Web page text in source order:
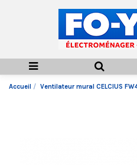
Accueil Ventilateur mural CELCIUS